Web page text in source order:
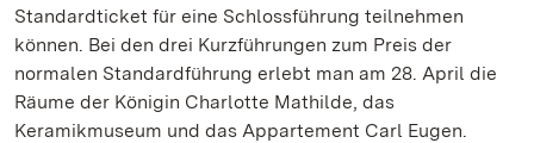
Standardticket für eine Schlossführung teilnehmen
können. Bei den drei Kurzführungen zum Preis der
normalen Standardführung erlebt man am 28. April die
Räume der Königin Charlotte Mathilde, das
Keramikmuseum und das Appartement Carl Eugen.